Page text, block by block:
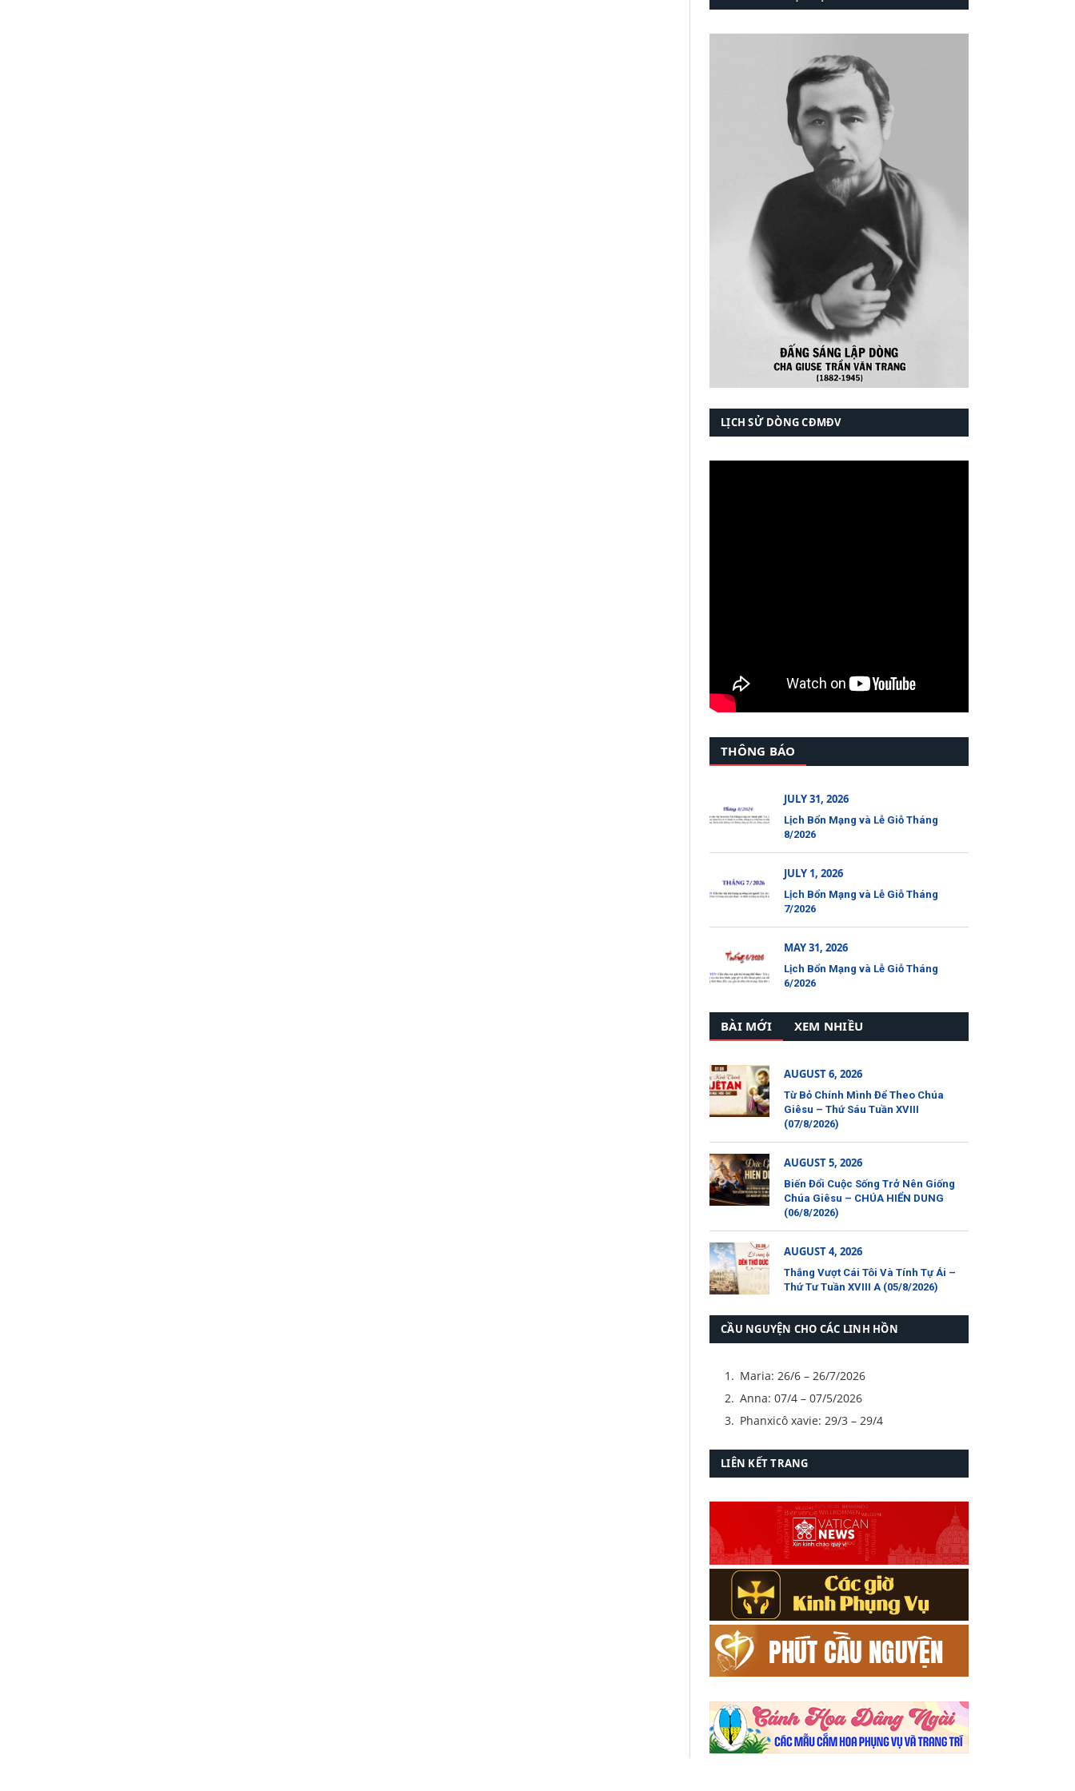
LỊCH SỬ DÒNG CĐMĐV
THÔNG BÁO
JULY 31, 2026
Lịch Bổn Mạng và Lễ Giỗ Tháng
8/2026
JULY 1, 2026
Lịch Bổn Mạng và Lễ Giỗ Tháng
7/2026
MAY 31, 2026
Lịch Bổn Mạng và Lễ Giỗ Tháng
6/2026
BÀI MỚI XEM NHIỀU
AUGUST 6, 2026
Từ Bỏ Chính Mình Để Theo Chúa
Giêsu – Thứ Sáu Tuần XVIII
(07/8/2026)
AUGUST 5, 2026
Biến Đổi Cuộc Sống Trở Nên Giống
Chúa Giêsu – CHÚA HIỂN DUNG
(06/8/2026)
AUGUST 4, 2026
Thắng Vượt Cái Tôi Và Tính Tự Ái –
Thứ Tư Tuần XVIII A (05/8/2026)
CẦU NGUYỆN CHO CÁC LINH HỒN
Maria: 26/6 – 26/7/2026
Anna: 07/4 – 07/5/2026
Phanxicô xavie: 29/3 – 29/4
LIÊN KẾT TRANG